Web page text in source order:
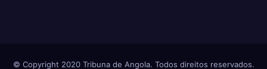
© Copyright 2020 Tribuna de Angola. Todos direitos reservados.